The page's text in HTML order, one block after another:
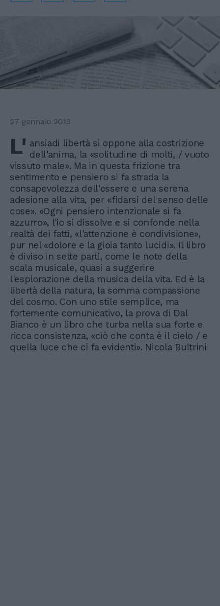
27 gennaio 2013
L' ansiadi libertà si oppone alla costrizione
dell'anima, la «solitudine di molti, / vuoto
vissuto male». Ma in questa frizione tra
sentimento e pensiero si fa strada la
consapevolezza dell'essere e una serena
adesione alla vita, per «fidarsi del senso delle
cose». «Ogni pensiero intenzionale si fa
azzurro», l'io si dissolve e si confonde nella
realtà dei fatti, «l'attenzione è condivisione»,
pur nel «dolore e la gioia tanto lucidi». Il libro
è diviso in sette parti, come le note della
scala musicale, quasi a suggerire
l'esplorazione della musica della vita. Ed è la
libertà della natura, la somma compassione
del cosmo. Con uno stile semplice, ma
fortemente comunicativo, la prova di Dal
Bianco è un libro che turba nella sua forte e
ricca consistenza, «ciò che conta è il cielo / e
quella luce che ci fa evidenti». Nicola Bultrini